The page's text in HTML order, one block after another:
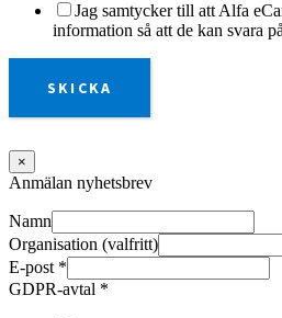
Jag samtycker till att Alfa
information så att de kan svara
SKICKA
×
Anmälan nyhetsbrev
Namn
Organisation (valfritt)
E-post *
GDPR-avtal *